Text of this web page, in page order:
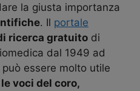
la giusta importanza
. Il portale
ricerca gratuito di
dal 1949 ad
essere molto utile
voci del coro,